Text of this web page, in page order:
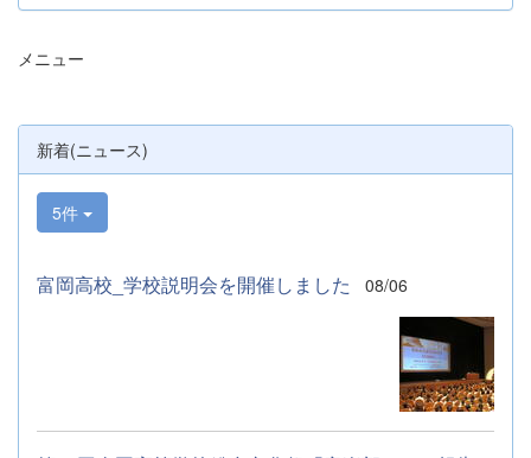
した。 また、各日およそ80名のボランテ
明、探究発表などの運営に携わりました。生
なお、本校は今年度、群馬県教育委員会か
らSAH+ Leading Schoolに認定されていま
す。富岡高校は、これからも「自ら考え、判
断し、行動できる生徒の育成」に取り組んで
まいります。
メニュー
新着(ニュース)
5件
富岡高校_学校説明会を開催しました 08/06